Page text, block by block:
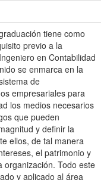
tiene como
previo a la
en Contabilidad
se enmarca en la
de
empresariales para
los medios necesarios
que pueden
y definir la
ellos, de tal manera
el patrimonio y
organización. Todo este
y aplicado al área